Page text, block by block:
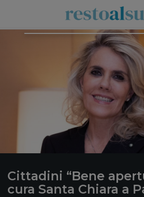
Cittadini “Bene
cura Santa Chiara a